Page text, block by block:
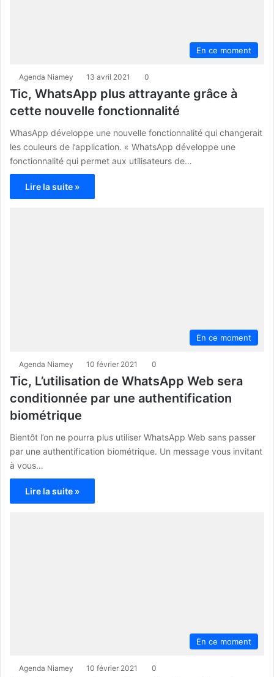
En ce moment
Agenda Niamey 13 avril 2021 0
Tic, WhatsApp plus attrayante grâce à
cette nouvelle fonctionnalité
WhasApp développe une nouvelle fonctionnalité qui changerait
les couleurs de l’application. « WhatsApp développe une
fonctionnalité qui permet aux utilisateurs de…
Lire la suite »
En ce moment
Agenda Niamey 10 février 2021 0
Tic, L’utilisation de WhatsApp Web sera
conditionnée par une authentification
biométrique
Bientôt l’on ne pourra plus utiliser WhatsApp Web sans passer
par une authentification biométrique. Un message vous invitant
à vous…
Lire la suite »
En ce moment
Agenda Niamey 10 février 2021 0